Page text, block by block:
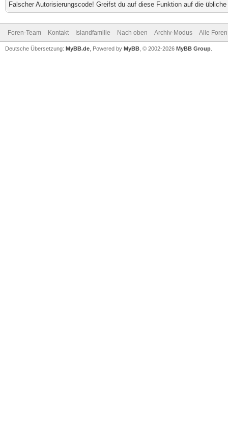
Falscher Autorisierungscode! Greifst du auf diese Funktion auf die
Foren-Team Kontakt Islandfamilie Nach oben Archiv-Modus Alle
Deutsche Übersetzung: MyBB.de , Powered by MyBB , © 2002-2026 MyBB Group